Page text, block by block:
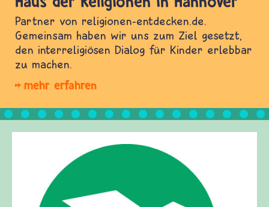
Partner von religionen-entdecken.de.
Gemeinsam haben wir uns zum Ziel gesetzt,
den interreligiösen Dialog für Kinder erlebbar
zu machen.
mehr erfahren